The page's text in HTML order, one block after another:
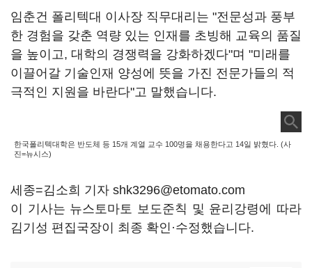
임춘건 폴리텍대 이사장 직무대리는 "전문성과 풍부
한 경험을 갖춘 역량 있는 인재를 초빙해 교육의 품질
을 높이고, 대학의 경쟁력을 강화하겠다"며 "미래를
이끌어갈 기술인재 양성에 뜻을 가진 전문가들의 적
극적인 지원을 바란다"고 말했습니다.
한국폴리텍대학은 반도체 등 15개 계열 교수 100명을 채용한다고 14일 밝혔다. (사
진=뉴시스)
세종=김소희 기자 shk3296@etomato.com
이 기사는 뉴스토마토 보도준칙 및 윤리강령에 따라
김기성 편집국장이 최종 확인·수정했습니다.